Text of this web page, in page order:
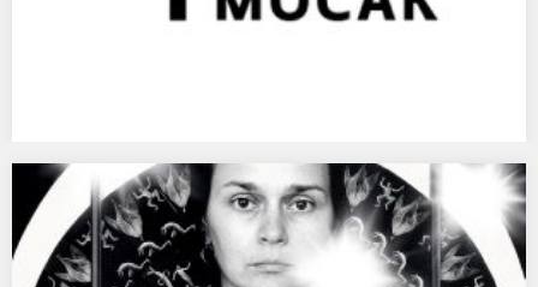
Dom dzienny, dom nocny – prace z kolekcji
Radosława Kotarskiego, MOCAK
[…] każdy z nas ma dwa domy – jeden konkretny, umiejscowiony
w czasie i w przestrzeni; drugi – nieskończony,…